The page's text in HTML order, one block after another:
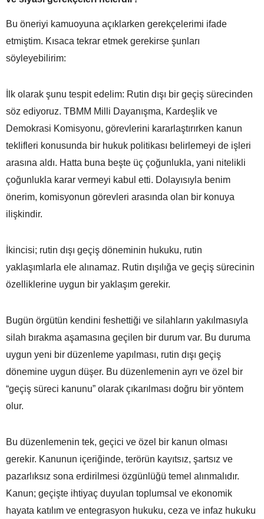
Bu öneriyi kamuoyuna açıklarken gerekçelerimi ifade
etmiştim. Kısaca tekrar etmek gerekirse şunları
söyleyebilirim:
İlk olarak şunu tespit edelim: Rutin dışı bir geçiş sürecinden
söz ediyoruz. TBMM Milli Dayanışma, Kardeşlik ve
Demokrasi Komisyonu, görevlerini kararlaştırırken kanun
teklifleri konusunda bir hukuk politikası belirlemeyi de işleri
arasına aldı. Hatta buna beşte üç çoğunlukla, yani nitelikli
çoğunlukla karar vermeyi kabul etti. Dolayısıyla benim
önerim, komisyonun görevleri arasında olan bir konuya
ilişkindir.
İkincisi; rutin dışı geçiş döneminin hukuku, rutin
yaklaşımlarla ele alınamaz. Rutin dışılığa ve geçiş sürecinin
özelliklerine uygun bir yaklaşım gerekir.
Bugün örgütün kendini feshettiği ve silahların yakılmasıyla
silah bırakma aşamasına geçilen bir durum var. Bu duruma
uygun yeni bir düzenleme yapılması, rutin dışı geçiş
dönemine uygun düşer. Bu düzenlemenin ayrı ve özel bir
“geçiş süreci kanunu” olarak çıkarılması doğru bir yöntem
olur.
Bu düzenlemenin tek, geçici ve özel bir kanun olması
gerekir. Kanunun içeriğinde, terörün kayıtsız, şartsız ve
pazarlıksız sona erdirilmesi özgünlüğü temel alınmalıdır.
Kanun; geçişte ihtiyaç duyulan toplumsal ve ekonomik
hayata katılım ve entegrasyon hukuku, ceza ve infaz hukuku